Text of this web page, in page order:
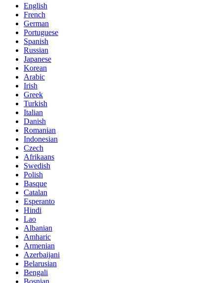
English
French
German
Portuguese
Spanish
Russian
Japanese
Korean
Arabic
Irish
Greek
Turkish
Italian
Danish
Romanian
Indonesian
Czech
Afrikaans
Swedish
Polish
Basque
Catalan
Esperanto
Hindi
Lao
Albanian
Amharic
Armenian
Azerbaijani
Belarusian
Bengali